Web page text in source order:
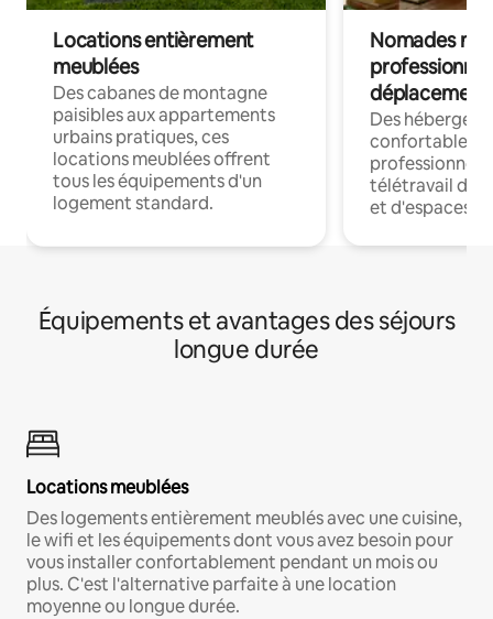
Locations entièrement
meublées
Des cabanes de montagne
paisibles aux appartements
urbains pratiques, ces
locations meublées offrent
tous les équipements d'un
logement standard.
Nomades
déplacement
Des
confortables
professionnels
télétravail
et d'espaces
Équipements et avantages des séjours
longue durée
Locations meublées
Des logements entièrement meublés avec une cuisine,
le wifi et les équipements dont vous avez besoin pour
vous installer confortablement pendant un mois ou
plus. C'est l'alternative parfaite à une location
moyenne ou longue durée.